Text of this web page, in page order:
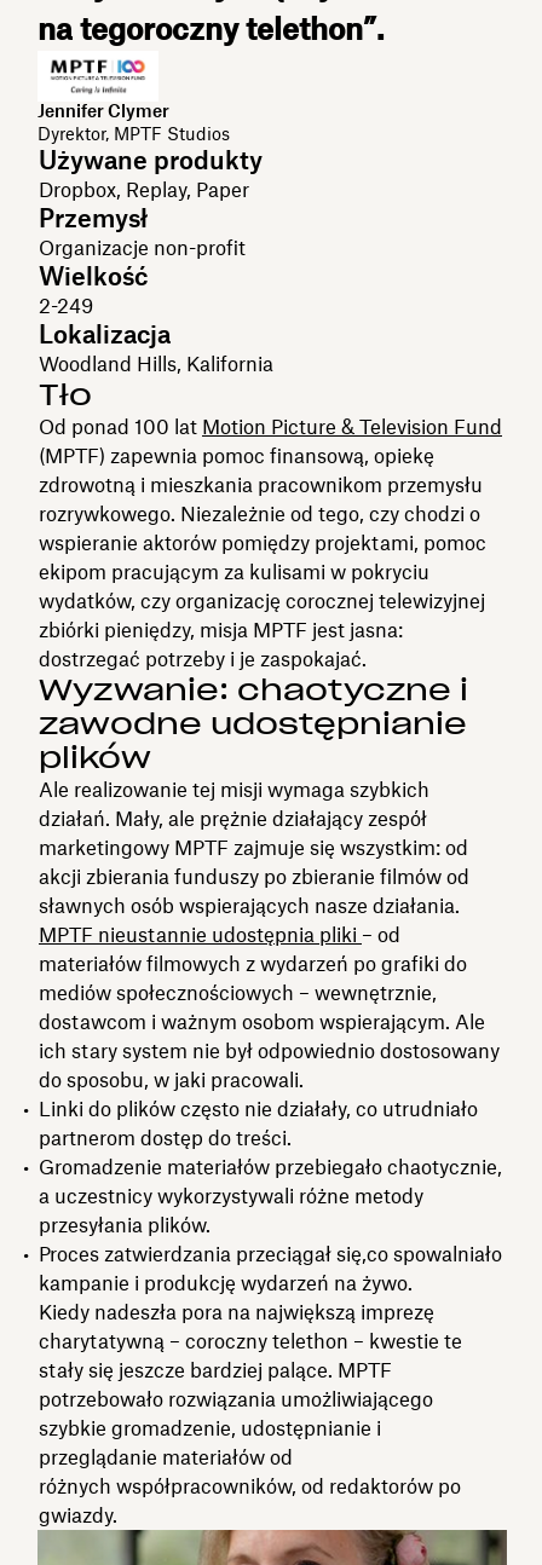
na tegoroczny telethon”.
Jennifer Clymer
Dyrektor, MPTF Studios
Używane produkty
Dropbox, Replay, Paper
Przemysł
Organizacje non-profit
Wielkość
2-249
Lokalizacja
Woodland Hills, Kalifornia
Tło
Od ponad 100 lat Motion Picture & Television Fund
(MPTF) zapewnia pomoc finansową, opiekę
zdrowotną i mieszkania pracownikom przemysłu
rozrywkowego. Niezależnie od tego, czy chodzi o
wspieranie aktorów pomiędzy projektami, pomoc
ekipom pracującym za kulisami w pokryciu
wydatków, czy organizację corocznej telewizyjnej
zbiórki pieniędzy, misja MPTF jest jasna:
dostrzegać potrzeby i je zaspokajać.
Wyzwanie: chaotyczne i
zawodne udostępnianie
plików
Ale realizowanie tej misji wymaga szybkich
działań. Mały, ale prężnie działający zespół
marketingowy MPTF zajmuje się wszystkim: od
akcji zbierania funduszy po zbieranie filmów od
sławnych osób wspierających nasze działania.
MPTF nieustannie udostępnia pliki – od
materiałów filmowych z wydarzeń po grafiki do
mediów społecznościowych – wewnętrznie,
dostawcom i ważnym osobom wspierającym. Ale
ich stary system nie był odpowiednio dostosowany
do sposobu, w jaki pracowali.
Linki do plików często nie działały, co utrudniało
partnerom dostęp do treści.
Gromadzenie materiałów przebiegało chaotycznie,
a uczestnicy wykorzystywali różne metody
przesyłania plików.
Proces zatwierdzania przeciągał się,co spowalniało
kampanie i produkcję wydarzeń na żywo.
Kiedy nadeszła pora na największą imprezę
charytatywną – coroczny telethon – kwestie te
stały się jeszcze bardziej palące. MPTF
potrzebowało rozwiązania umożliwiającego
szybkie gromadzenie, udostępnianie i
przeglądanie materiałów od
różnych współpracowników, od redaktorów po
gwiazdy.